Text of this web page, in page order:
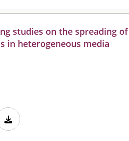
studies on the spreading of
in heterogeneous media